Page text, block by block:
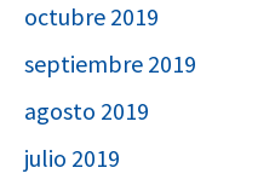
octubre 2019
septiembre 2019
agosto 2019
julio 2019